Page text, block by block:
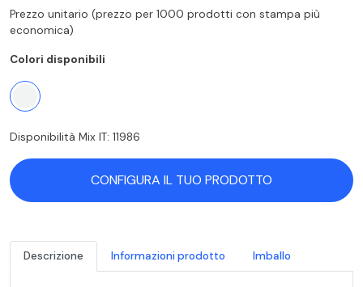
Prezzo unitario (prezzo per 1000 prodotti con stampa più
economica)
Colori disponibili
Disponibilità Mix IT: 11986
CONFIGURA IL TUO PRODOTTO
Descrizione Informazioni prodotto Imballo